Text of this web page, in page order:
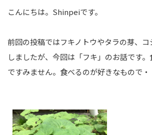
こんにちは。Shinpeiです。
前回の投稿ではフキノトウやタラの芽、
しましたが、今回は「フキ」のお話です
ですみません。食べるのが好きなもので・